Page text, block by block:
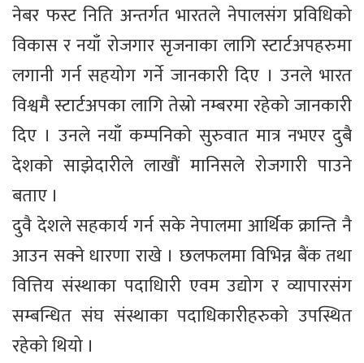
नेबर फस्ट निति अन्तर्गत भारतले नेपालसंग प्रविधिको
विकास र नयाँ रोजगार सृजनाका लागि स्टार्टअपहरुमा
लगानी गर्न सहयोग गर्ने जानकारी दिए । उनले भारत
विश्वमै स्टार्टअपका लागि तेस्रो नम्बरमा रहेको जानकारी
दिए । उनले नयाँ कम्पनिको सुरुवात मात्र नभएर दुबै
देशको साझेदारीले लाखौं मानिसले रोजगारी पाउने
बताए ।
दुवै देशले सहकार्य गर्न सके नेपालमा आर्थिक क्रान्ति नै
आउन सक्ने धारणा राखे । छलफलमा विभिन्न बैंक तथा
वित्तिय संस्थाका पदाधिारी एवम उद्योग र व्यापारसंग
सम्बन्धित संघ संस्थाका पदाधिकारीहरुको उपस्थित
रहेको थियो ।